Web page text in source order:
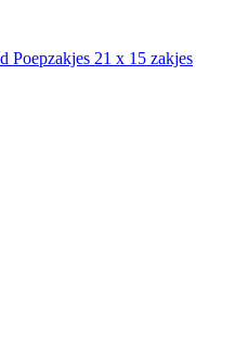
Poepzakjes 21 x 15 zakjes